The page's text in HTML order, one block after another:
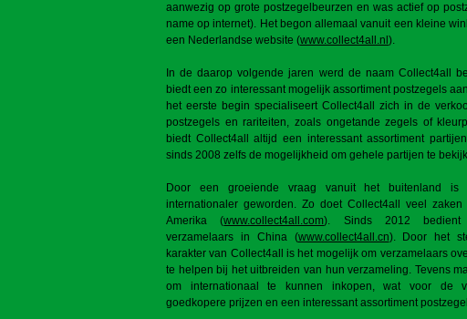
aanwezig op grote postzegelbeurzen en was actief op
name op internet). Het begon allemaal vanuit een kleine
een Nederlandse website (www.collect4all.nl ).
In de daarop volgende jaren werd de naam Collect4all
biedt een zo interessant mogelijk assortiment postzegels
het eerste begin specialiseert Collect4all zich in de
postzegels en rariteiten, zoals ongetande zegels of
biedt Collect4all altijd een interessant assortiment
sinds 2008 zelfs de mogelijkheid om gehele partijen te
Door een groeiende vraag vanuit het buitenland is
internationaler geworden. Zo doet Collect4all veel
Amerika (www.collect4all.com). Sinds 2012 bedient
verzamelaars in China (www.collect4all.cn). Door het
karakter van Collect4all is het mogelijk om verzamelaars
te helpen bij het uitbreiden van hun verzameling. Tevens
om internationaal te kunnen inkopen, wat voor de
goedkopere prijzen en een interessant assortiment